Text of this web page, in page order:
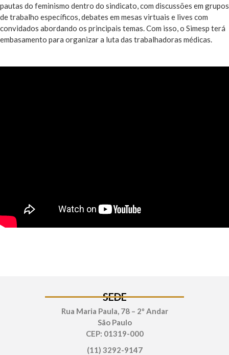
pautas do feminismo dentro do sindicato, com discussões em grupos
de trabalho específicos, debates em mesas virtuais e lives com
convidados abordando os principais temas. Com isso, o Simesp terá
embasamento para organizar a luta das trabalhadoras médicas.
SEDE
Rua Maria Paula, 78 – 2º Andar
São Paulo
CEP: 01319-000
(11) 3292-9147